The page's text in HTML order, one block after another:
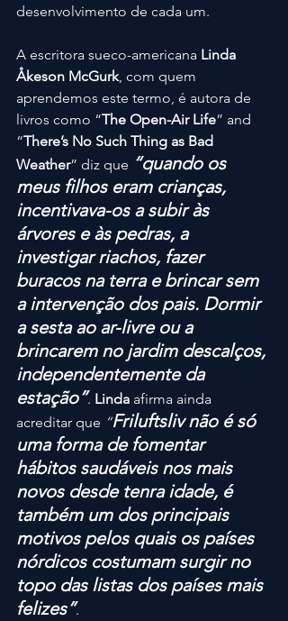
desenvolvimento de cada um.
A escritora sueco-americana Linda
Åkeson McGurk, com quem
aprendemos este termo, é autora de
livros como “The Open-Air Life” and
“There’s No Such Thing as Bad
Weather” diz que “quando os
meus filhos eram crianças,
incentivava-os a subir às
árvores e às pedras, a
investigar riachos, fazer
buracos na terra e brincar sem
a intervenção dos pais. Dormir
a sesta ao ar-livre ou a
brincarem no jardim descalços,
independentemente da
estação”. Linda afirma ainda
acreditar que “Friluftsliv não é só
uma forma de fomentar
hábitos saudáveis nos mais
novos desde tenra idade, é
também um dos principais
motivos pelos quais os países
nórdicos costumam surgir no
topo das listas dos países mais
felizes”.